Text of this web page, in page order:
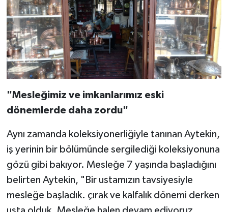
"Mesleğimiz ve imkanlarımız eski
dönemlerde daha zordu"
Aynı zamanda koleksiyonerliğiyle tanınan Aytekin,
iş yerinin bir bölümünde sergilediği koleksiyonuna
gözü gibi bakıyor. Mesleğe 7 yaşında başladığını
belirten Aytekin, "Bir ustamızın tavsiyesiyle
mesleğe başladık. çırak ve kalfalık dönemi derken